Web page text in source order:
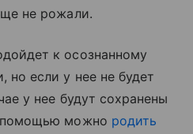
не рожали.
к осознанному
но если у нее не будет
у нее будут сохранены
помощью можно родить